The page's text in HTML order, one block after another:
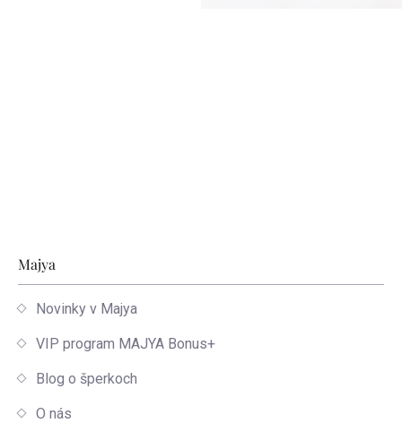
Zápätie
Majya
Novinky v Majya
VIP program MAJYA Bonus+
Blog o šperkoch
O nás